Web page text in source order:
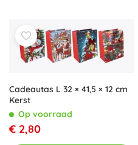
Cadeautas L 32 × 41,5 × 12 cm
Kerst
Op voorraad
€ 2,80